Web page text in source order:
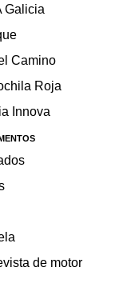
Galicia
Camino
Roja
Innova
de motor